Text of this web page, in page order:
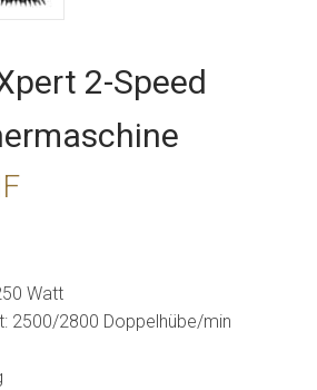
2-Speed
Watt
2500/2800 Doppelhübe/min